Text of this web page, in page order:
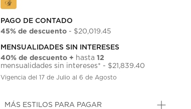
PAGO DE CONTADO
45% de descuento - $20,019.45
MENSUALIDADES SIN INTERESES
40% de descuento + hasta12
mensualidades sin intereses* - $21,839.40
Vigencia del 17 de Julio al 6 de Agosto
MÁS ESTILOS PARA PAGAR